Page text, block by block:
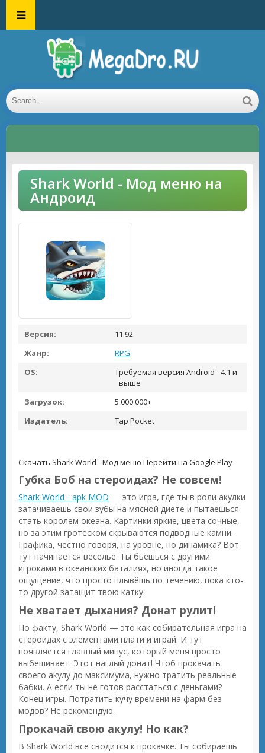
Shark World - Мод меню на
Андроид
Версия:
11.92
Жанр:
RPG
OS:
Требуемая версия Android - 4.1 и
выше
Загрузок:
5 000 000+
Издатель:
Tap Pocket
Скачать Shark World - Мод меню Перейти на Google Play
Губка Боб на стероидах? Не совсем!
Shark World - apk MOD — это игра, где ты в роли акулки
затачиваешь свои зубы на мясной диете и пытаешься
стать королем океана. Картинки яркие, цвета сочные,
но за этим гротеском скрываются подводные камни.
Графика, честно говоря, на уровне, но динамика? Вот
тут начинается веселье. Ты бьёшься с другими
игроками в океанских баталиях, но иногда такое
ощущение, что просто плывёшь по течению, пока кто-
то другой затащит твою катку.
Не хватает дыхания? Донат рулит!
По факту, Shark World — это как собирательная игра на
стероидах с элементами плати и играй. И тут
появляется главный минус, который меня просто
выбешивает. Этот наглый донат! Чтоб прокачать
своего акулу до максимума, нужно тратить реальные
бабки. А если ты не готов расстаться с деньгами?
Конец игры. Потратить кучу времени на фарм без
модов? Не рекомендую.
Прокачай свою акулу! Но как?
В Shark World все сводится к прокачке. Ты собираешь